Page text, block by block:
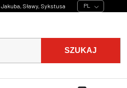
Sławy, Sykstusa PL
SZUKAJ